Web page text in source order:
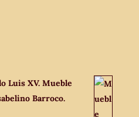
Luis XV. Mueble
Barroco.